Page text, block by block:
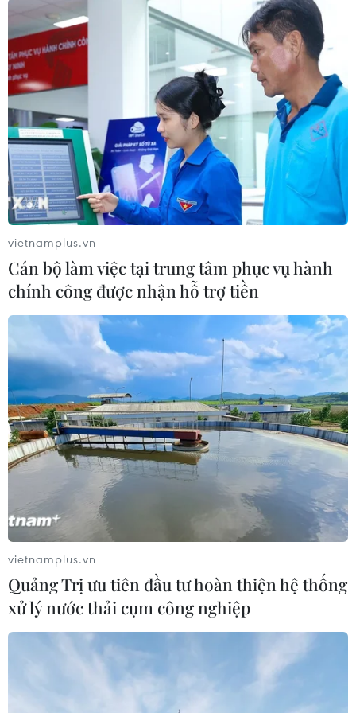
hơn nhiều để đối phó với những thách thức mới
mà COVID-19 đang gây ra cho chúng ta," khi
viện dẫn sự gia tăng đáng kể về các cơ sở xét
nghiệm và máy thở. Nhưng bà cũng bày tỏ lo
ngại về tình trạng gia tăng các ca mắc COVID-19
ở châu Âu có thể ảnh hưởng tới châu Phi./.
(TTXVN/Vietnam+)
#COVID-19 #CDC châu Phi
#số ca tử vong
#số ca mắc COVID-19
Theo dõi VietnamPlus
vietnamplus.vn
Cán bộ làm việc tại trung tâm phục vụ hành
chính công được nhận hỗ trợ tiền
vietnamplus.vn
Quảng Trị ưu tiên đầu tư hoàn thiện hệ thống
xử lý nước thải cụm công nghiệp